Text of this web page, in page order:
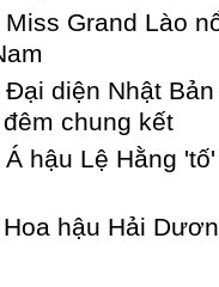
Miss Grand Lào
Đại diện Nhật
đêm chung kết
Á hậu Lệ Hằng
Hoa hậu Hải